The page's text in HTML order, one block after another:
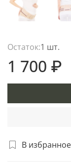
В избранное
Остаток:1 шт.
1 700 ₽